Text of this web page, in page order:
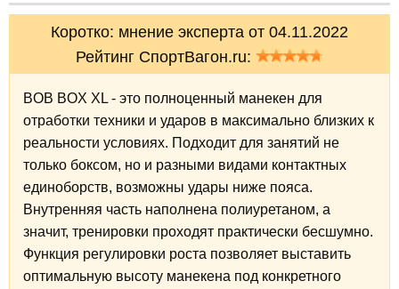
Коротко: мнение эксперта от 04.11.2022
Рейтинг СпортВагон.ru:
BOB BOX XL - это полноценный манекен для
отработки техники и ударов в максимально близких к
реальности условиях. Подходит для занятий не
только боксом, но и разными видами контактных
единоборств, возможны удары ниже пояса.
Внутренняя часть наполнена полиуретаном, а
значит, тренировки проходят практически бесшумно.
Функция регулировки роста позволяет выставить
оптимальную высоту манекена под конкретного